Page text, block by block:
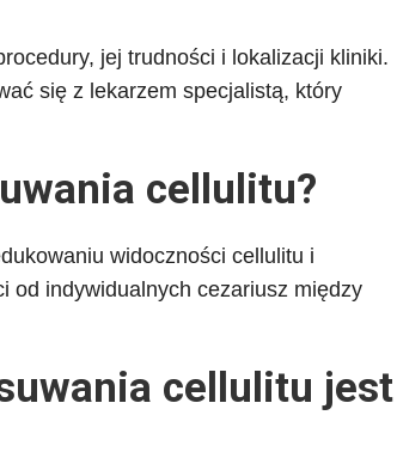
jej trudności i lokalizacji kliniki.
się z lekarzem specjalistą, który
cellulitu?
widoczności cellulitu i
od indywidualnych cezariusz między
cellulitu jest